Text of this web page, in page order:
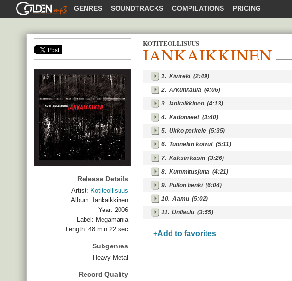
GOLDENMP3 GENRES SOUNDTRACKS COMPILATIONS PRICING
SHARE
KOTITEOLLISUUS
IANKAIKKINEN
Release Details
Artist: Kotiteollisuus
Album: Iankaikkinen
Year: 2006
Label: Megamania
Length: 48 min 22 sec
Subgenres
Heavy Metal
Record Quality
1. Kivireki(2:49)
2. Arkunnaula (4:06)
3. Iankaikkinen (4:13)
4. Kadonneet(3:40)
5. Ukko perkele (5:35)
6. Tuonelan koivut(5:11)
7. Kaksin kasin (3:26)
8. Kummitusjuna (4:21)
9. Pullon henki(6:04)
10. Aamu (5:02)
11. Unilaulu (3:55)
+Add to favorites